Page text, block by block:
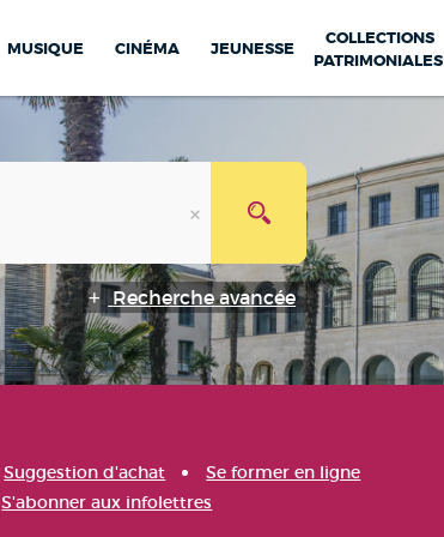
MUSIQUE CINÉMA JEUNESSE
COLLECTIONS
PATRIMONIALES
Recherche avancée
Suggestion d'achat
Se former en ligne
S'abonner aux infolettres